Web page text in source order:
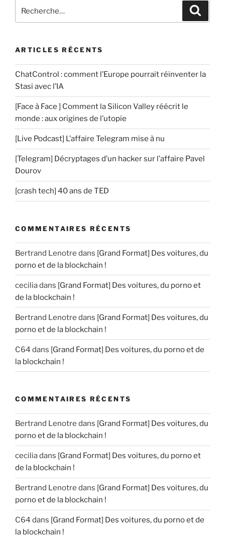
pour
ARTICLES RÉCENTS
ChatControl : comment l’Europe pourrait réinventer la
Stasi avec l’IA
[Face à Face ] Comment la Silicon Valley réécrit le
monde : aux origines de l’utopie
[Live Podcast] L’affaire Telegram mise à nu
[Telegram] Décryptages d’un hacker sur l’affaire Pavel
Dourov
[crash tech] 40 ans de TED
COMMENTAIRES RÉCENTS
Bertrand Lenotre dans [Grand Format] Des voitures, du
porno et de la blockchain !
ceciliadans [Grand Format] Des voitures, du porno et
de la blockchain !
Bertrand Lenotre dans [Grand Format] Des voitures, du
porno et de la blockchain !
C64 dans [Grand Format] Des voitures, du porno et de
la blockchain !
COMMENTAIRES RÉCENTS
Bertrand Lenotre dans [Grand Format] Des voitures, du
porno et de la blockchain !
ceciliadans [Grand Format] Des voitures, du porno et
de la blockchain !
Bertrand Lenotre dans [Grand Format] Des voitures, du
porno et de la blockchain !
C64 dans [Grand Format] Des voitures, du porno et de
la blockchain !